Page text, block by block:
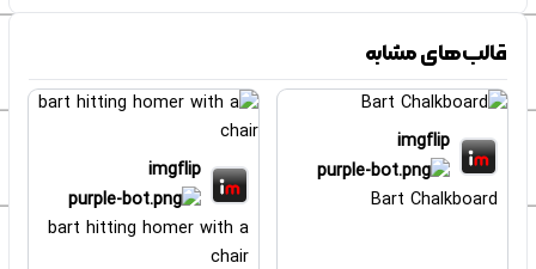
قالب‌های مشابه
imgflip
Bart Chalkboard
imgflip
bart hitting homer with a
chair